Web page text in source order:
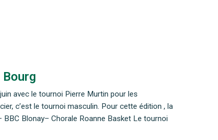
avec le tournoi Pierre Murtin pour les
c’est le tournoi masculin. Pour cette édition , la
Blonay– Chorale Roanne Basket Le tournoi